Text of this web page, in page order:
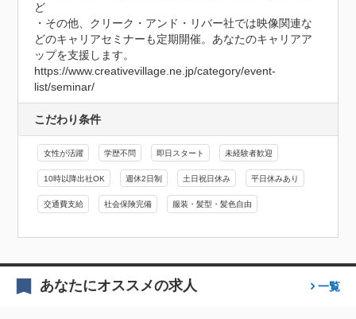
ど
・その他、クリーク・アンド・リバー社では映像関連な
どのキャリアセミナーも定期開催。あなたのキャリアア
ップを支援します。
https://www.creativevillage.ne.jp/category/event-
list/seminar/
こだわり条件
女性が活躍 学歴不問 即日スタート 未経験者歓迎
10時以降出社OK 週休2日制 土日祝日休み 平日休みあり
交通費支給 社会保険完備 服装・髪型・髪色自由
あなたにオススメの求人 一覧